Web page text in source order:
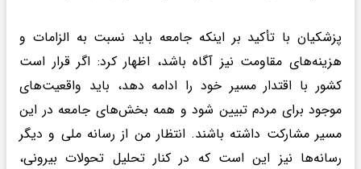
پزشکیان با تأکید بر اینکه جامعه باید نسبت به الزامات و
هزینه‌های مقاومت نیز آگاه باشد، اظهار کرد: اگر قرار است
کشور با اقتدار مسیر خود را ادامه دهد، باید واقعیت‌های
موجود برای مردم تبیین شود و همه بخش‌های جامعه در این
مسیر مشارکت داشته باشند. انتظار من از رسانه ملی و دیگر
رسانه‌ها نیز این است که در کنار تحلیل تحولات بیرونی،